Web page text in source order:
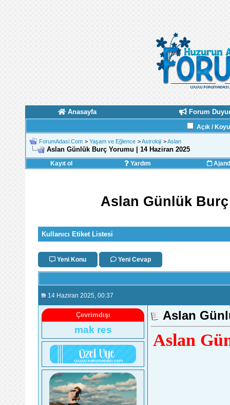
Anasayfa Forum
Açık /
ForumAdasi.Com > Yaşam ve Eğlence >Astroloji >Aslan
Aslan Günlük Burç Yorumu | 14 Haziran 2025
Kayıt ol Yardım
Aslan Günlük
Kullanıcı Etiket Listesi
Yeni Konu Yeni Cevap
14 Haziran 2025 , 00:37
Çevrimdışı
mak res
Aslan
Aslan